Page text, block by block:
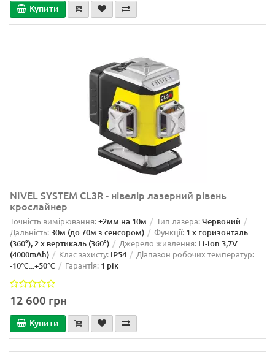
Купити
NIVEL SYSTEM CL3R - нівелір лазерний рівень
крослайнер
Точність вимірювання:±2мм на 10м Тип лазера:Червоний
Дальність:30м (до 70м з сенсором) Функції: 1 x горизонталь
(360°), 2 x вертикаль (360°)
Джерело живлення: Li-ion 3,7V
(4000mAh)
Клас захисту: IP54 Діапазон робочих температур:
-10℃...+50℃ Гарантія: 1 рік
12 600 грн
Купити